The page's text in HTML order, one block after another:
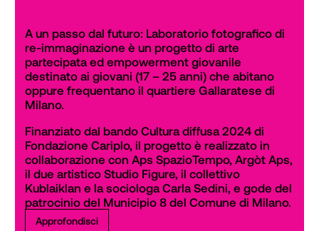
A un passo dal futuro: Laboratorio fotografico di
re-immaginazione è un progetto di arte
partecipata ed empowerment giovanile
destinato ai giovani (17 – 25 anni) che abitano
oppure frequentano il quartiere Gallaratese di
Milano.
Finanziato dal bando Cultura diffusa 2024 di
Fondazione Cariplo, il progetto è realizzato in
collaborazione con Aps SpazioTempo, Argòt Aps,
il due artistico Studio Figure, il collettivo
Kublaiklan e la sociologa Carla Sedini, e gode del
patrocinio del Municipio 8 del Comune di Milano.
Approfondisci